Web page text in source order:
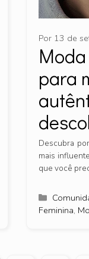
para
Por 13 de
Descubra
mais
que você
Feminina,